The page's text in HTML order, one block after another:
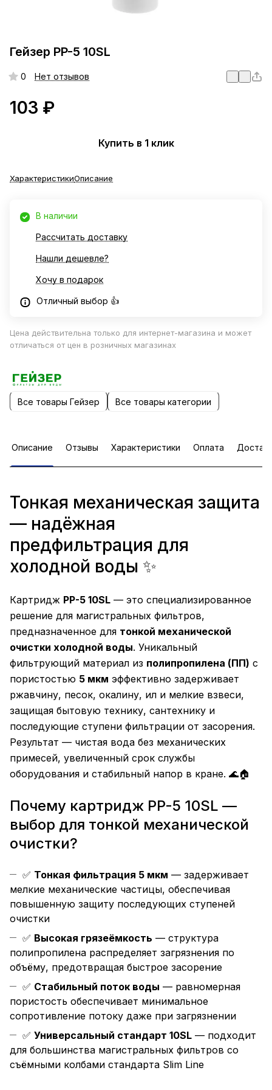
Гейзер PP-5 10SL
0 Нет отзывов
103 ₽
Купить в 1 клик
ХарактеристикиОписание
В наличии
Рассчитать доставку
Нашли дешевле?
Хочу в подарок
Отличный выбор 👍
Цена действительна только для интернет-магазина и может
отличаться от цен в розничных магазинах
Все товары Гейзер Все товары категории
Описание Отзывы Характеристики Оплата
Тонкая механическая защита
— надёжная
предфильтрация для
холодной воды ✨
Картридж PP-5 10SL — это специализированное
решение для магистральных фильтров,
предназначенное для тонкой механической
очистки холодной воды. Уникальный
фильтрующий материал из полипропилена (ПП) с
пористостью 5 мкм эффективно задерживает
ржавчину, песок, окалину, ил и мелкие взвеси,
защищая бытовую технику, сантехнику и
последующие ступени фильтрации от засорения.
Результат — чистая вода без механических
примесей, увеличенный срок службы
оборудования и стабильный напор в кране. 🌊🏠
Почему картридж PP-5 10SL —
выбор для тонкой механической
очистки?
✅ Тонкая фильтрация 5 мкм — задерживает
мелкие механические частицы, обеспечивая
повышенную защиту последующих ступеней
очистки
✅ Высокая грязеёмкость — структура
полипропилена распределяет загрязнения по
объёму, предотвращая быстрое засорение
✅ Стабильный поток воды — равномерная
пористость обеспечивает минимальное
сопротивление потоку даже при загрязнении
✅ Универсальный стандарт 10SL — подходит
для большинства магистральных фильтров со
съёмными колбами стандарта Slim Line